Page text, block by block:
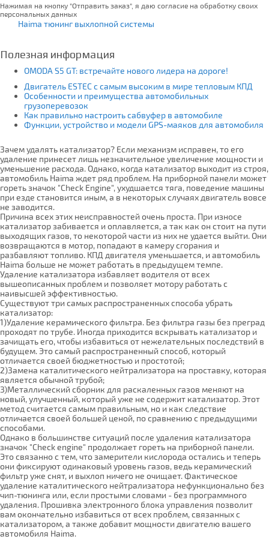
Нажимая на кнопку "Отправить заказ", я даю согласие на обработку своих
персональных данных
Haima тюнинг выхлопной системы
Полезная информация
OMODA S5 GT: встречайте нового лидера на дороге!
Двигатель ESTEC с самым высоким в мире тепловым КПД
Особенности и преимущества автомобильных
грузоперевозок
Как правильно настроить сабвуфер в автомобиле
Функции, устройство и модели GPS-маяков для автомобиля
Зачем удалять катализатор? Если механизм исправен, то его
удаление принесет лишь незначительное увеличение мощности и
уменьшение расхода. Однако, когда катализатор выходит из строя,
автомобиль Haima ждет ряд проблем. На приборной панели может
гореть значок "Check Engine", ухудшается тяга, поведение машины
при езде становится иным, а в некоторых случаях двигатель вовсе
не заводится.
Причина всех этих неисправностей очень проста. При износе
катализатор забивается и оплавляется, а так как он стоит на пути
выходящих газов, то некоторой части из них не удается выйти. Они
возвращаются в мотор, попадают в камеру сгорания и
разбавляют топливо. КПД двигателя уменьшается, и автомобиль
Haima больше не может работать в предыдущем темпе.
Удаление катализатора избавляет водителя от всех
вышеописанных проблем и позволяет мотору работать с
наивысшей эффективностью.
Существуют три самых распространенных способа убрать
катализатор:
1)Удаление керамического фильтра. Без фильтра газы без преград
проходят по трубе. Иногда приходится вскрывать катализатор и
зачищать его, чтобы избавиться от нежелательных последствий в
будущем. Это самый распространенный способ, который
отличается своей бюджетностью и простотой;
2)Замена каталитического нейтрализатора на проставку, которая
является обычной трубой;
3)Металлический сборник для раскаленных газов меняют на
новый, улучшенный, который уже не содержит катализатор. Этот
метод считается самым правильным, но и как следствие
отличается своей большей ценой, по сравнению с предыдущими
способами.
Однако в большинстве ситуаций после удаления катализатора
значок "Check engine" продолжает гореть на приборной панели.
Это связанно с тем, что замерители кислорода остались и теперь
они фиксируют одинаковый уровень газов, ведь керамический
фильтр уже снят, и выхлоп ничего не очищает. Фактическое
удаление каталитического нейтрализатора нефункционально без
чип-тюнинга или, если простыми словами - без программного
удаления. Прошивка электронного блока управления позволит
вам окончательно избавиться от всех проблем, связанных с
катализатором, а также добавит мощности двигателю вашего
автомобиля Haima.